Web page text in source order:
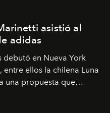
asistió al
adidas
debutó en Nueva York
ellos la chilena Luna
una propuesta que